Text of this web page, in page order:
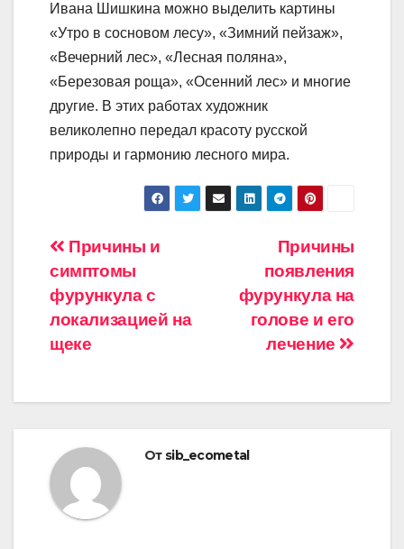
Ивана Шишкина можно выделить картины
«Утро в сосновом лесу», «Зимний пейзаж»,
«Вечерний лес», «Лесная поляна»,
«Березовая роща», «Осенний лес» и многие
другие. В этих работах художник
великолепно передал красоту русской
природы и гармонию лесного мира.
Навигация
по
записям
Причины
появления
фурункула на
голове и его
лечение
Причины и
симптомы
фурункула с
локализацией на
щеке
От sib_ecometal